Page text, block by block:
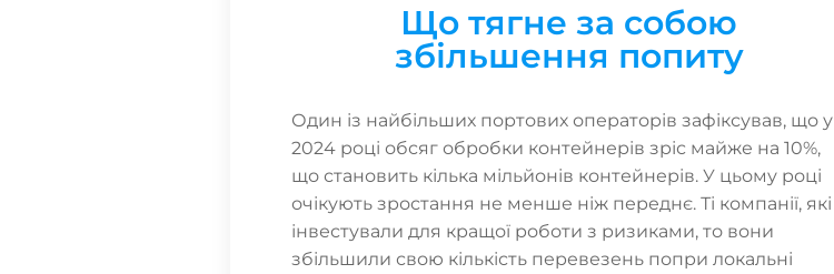
Що тягне за собою
збільшення попиту
Один із найбільших портових операторів зафіксував, що у
2024 році обсяг обробки контейнерів зріс майже на 10%,
що становить кілька мільйонів контейнерів. У цьому році
очікують зростання не менше ніж переднє. Ті компанії, які
інвестували для кращої роботи з ризиками, то вони
збільшили свою кількість перевезень попри локальні